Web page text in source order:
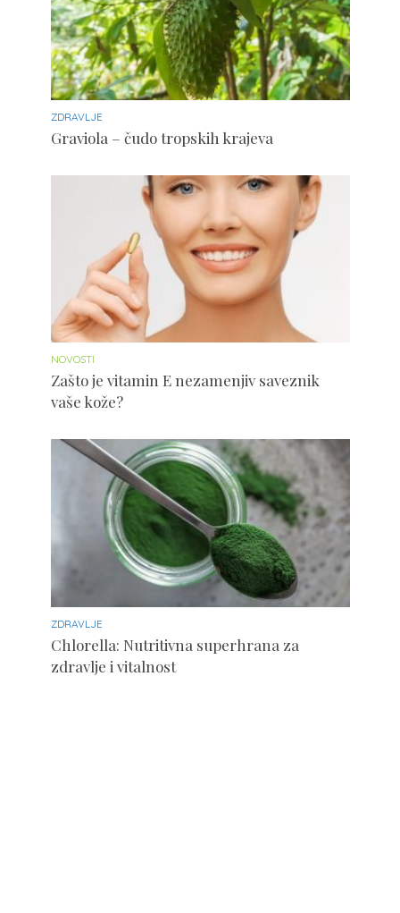
ZDRAVLJE
Graviola – čudo tropskih krajeva
NOVOSTI
Zašto je vitamin E nezamenjiv saveznik
vaše kože?
ZDRAVLJE
Chlorella: Nutritivna superhrana za
zdravlje i vitalnost